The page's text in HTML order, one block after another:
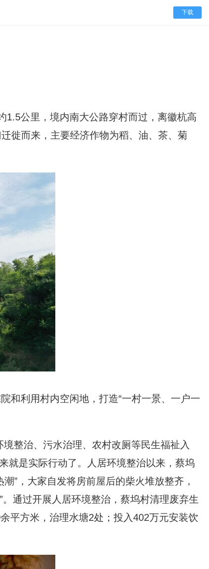
下载
1.5公里，境内南大公路穿村而过，离徽杭高
徙而来，主要经济作物为稻、油、茶、菊
和利用村内空闲地，打造“一村一景、一户一
整治、污水治理、农村改厕等民生福祉入
就是实际行动了。人居环境整治以来，蔡坞
”，大家自发将房前屋后的柴火堆放整齐，
通过开展人居环境整治，蔡坞村清理废弃生
平方米，治理水塘2处；投入402万元安装饮